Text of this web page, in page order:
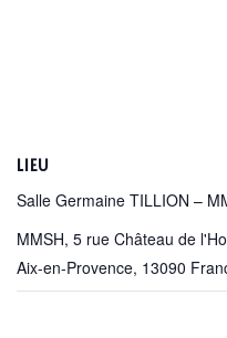
LIEU
Salle Germaine TILLION –
MMSH, 5 rue Château de
Aix-en-Provence, 13090